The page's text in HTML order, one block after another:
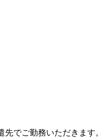
でご勤務いただきます。